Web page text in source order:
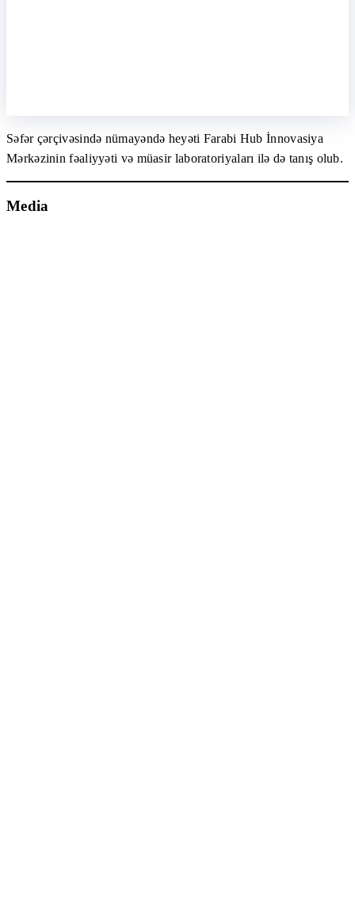
Səfər çərçivəsində nümayəndə heyəti Farabi Hub İnnovasiya
Mərkəzinin fəaliyyəti və müasir laboratoriyaları ilə də tanış olub.
Media